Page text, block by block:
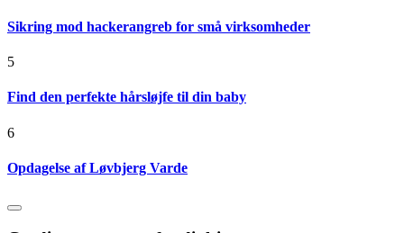
Sikring mod hackerangreb for små virksomheder
5
Find den perfekte hårsløjfe til din baby
6
Opdagelse af Løvbjerg Varde